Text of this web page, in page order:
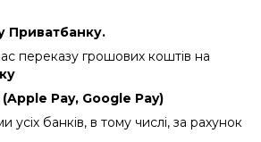
Приватбанку.
переказу грошових коштів на
Pay, Google Pay)
усіх банків, в тому числі, за рахунок